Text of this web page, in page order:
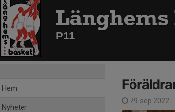
Länghems
P11
Hem
Nyheter
29 sep 2022